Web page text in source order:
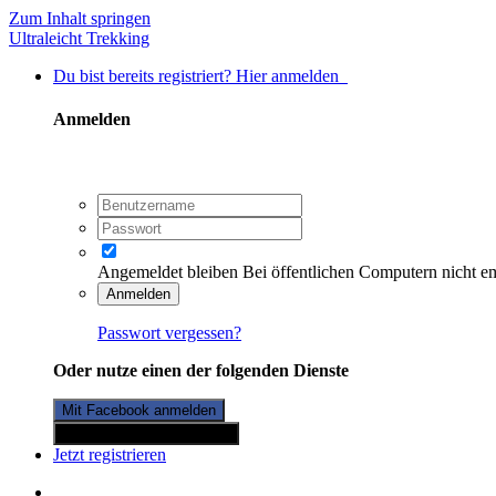
Zum Inhalt springen
Ultraleicht Trekking
Du bist bereits registriert? Hier anmelden
Anmelden
Angemeldet bleiben Bei öffentlichen Computern nicht
Anmelden
Passwort vergessen?
Oder nutze einen der folgenden Dienste
Mit Facebook anmelden
Jetzt registrieren